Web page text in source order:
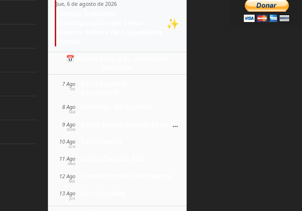
Jue, 6 de agosto de 2026
✨
📅 Añade todo a tu calendario
7 Ago
VIE
8 Ago
SÁB
9 Ago
DOM
Santa Teresa Benedicta de la Cruz
10 Ago
LUN
11 Ago
MAR
12 Ago
MIÉ
13 Ago
JUE